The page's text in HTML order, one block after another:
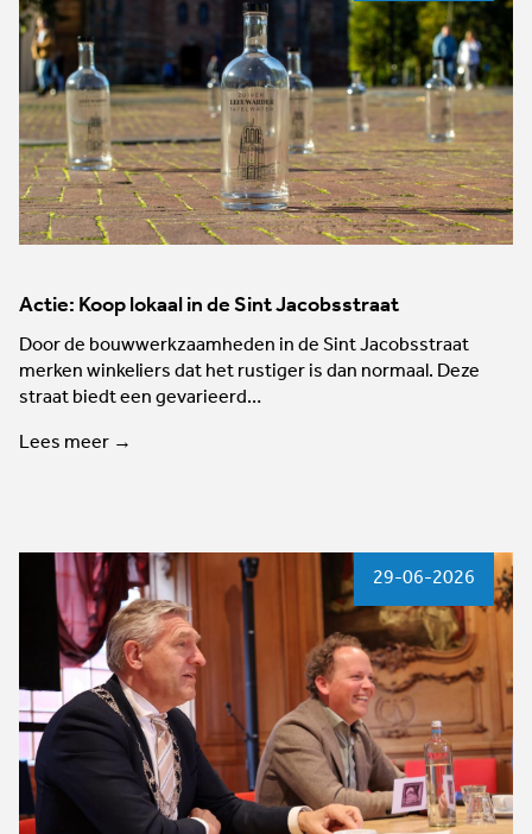
Actie: Koop lokaal in de Sint Jacobsstraat
Door de bouwwerkzaamheden in de Sint Jacobsstraat
merken winkeliers dat het rustiger is dan normaal. Deze
straat biedt een gevarieerd…
Lees meer →
29-06-2026